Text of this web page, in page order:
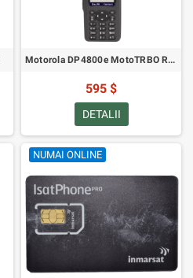
Motorola DP4800e MotoTRBO Radio Digital VHF
595 $
DETALII
NUMAI ONLINE